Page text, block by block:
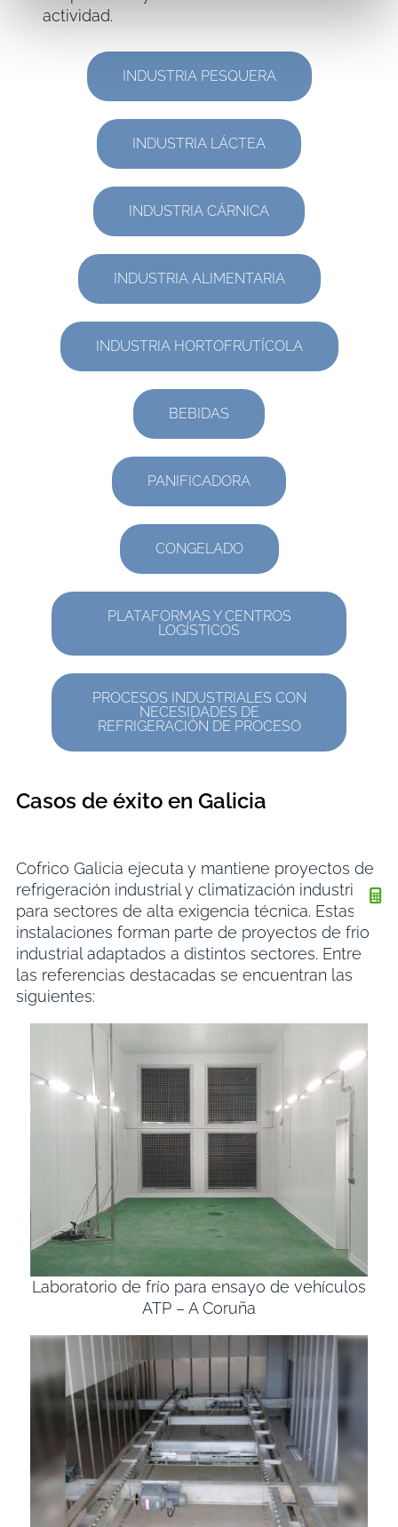
actividad.
INDUSTRIA PESQUERA
INDUSTRIA LÁCTEA
INDUSTRIA CÁRNICA
INDUSTRIA ALIMENTARIA
INDUSTRIA HORTOFRUTÍCOLA
BEBIDAS
PANIFICADORA
CONGELADO
PLATAFORMAS Y CENTROS
LOGÍSTICOS
PROCESOS INDUSTRIALES CON
NECESIDADES DE
REFRIGERACIÓN DE PROCESO
Casos de éxito en Galicia
Cofrico Galicia ejecuta y mantiene proyectos de
refrigeración industrial y climatización industrial
para sectores de alta exigencia técnica. Estas
instalaciones forman parte de proyectos de frio
industrial adaptados a distintos sectores. Entre
las referencias destacadas se encuentran las
siguientes:
Laboratorio de frío para ensayo de vehículos
ATP – A Coruña